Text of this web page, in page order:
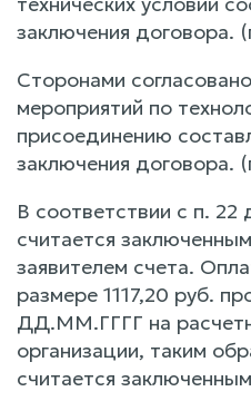
заключения договора.
Сторонами
мероприятий по
присоединению
заключения договора.
В соответствии с п. 22
считается
заявителем счета.
размере 1117,20 руб.
ДД.ММ.ГГГГ на
организации, таким
считается